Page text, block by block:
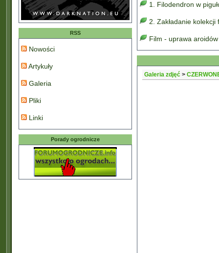
RSS
Nowości
Artykuły
Galeria
Pliki
Linki
Porady ogrodnicze
1. Filodendron w
2. Zakładanie
Film - uprawa
Galeria zdjęć >